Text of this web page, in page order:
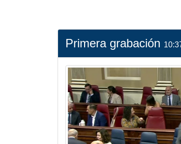
Primera grabación